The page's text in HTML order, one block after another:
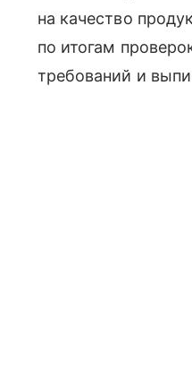
на качество
по итогам
требований и